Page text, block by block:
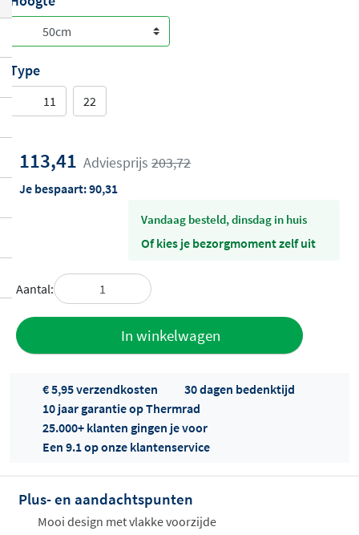
Type
11 22
113,41 Adviesprijs 203,72
Je bespaart:90,31
vandaag besteld, dinsdag in huis
Of kies je bezorgmoment zelf uit
Aantal:
In winkelwagen
Offertes
ophalen...
€ 5,95 verzendkosten
30 dagen bedenktijd
10 jaar garantie op Thermrad
25.000+ klanten gingen je voor
Een 9.1 op onze klantenservice
Plus- en aandachtspunten
Mooi design met vlakke voorzijde